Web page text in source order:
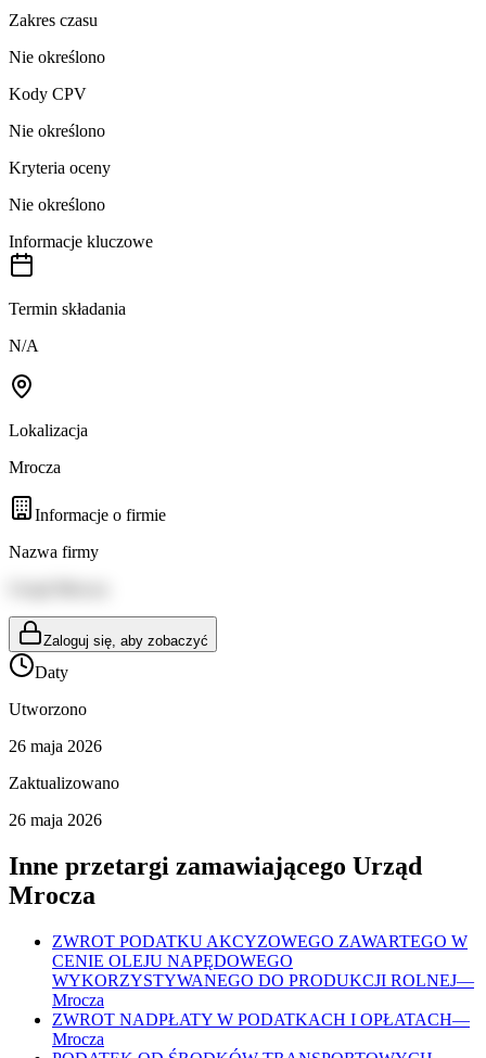
Zakres czasu
Nie określono
Kody CPV
Nie określono
Kryteria oceny
Nie określono
Informacje kluczowe
Termin składania
N/A
Lokalizacja
Mrocza
Informacje o firmie
Nazwa firmy
Zaloguj się, aby zobaczyć
Daty
Utworzono
26 maja 2026
Zaktualizowano
26 maja 2026
Inne przetargi zamawiającego Urząd
Mrocza
ZWROT PODATKU AKCYZOWEGO ZAWARTEGO W
CENIE OLEJU NAPĘDOWEGO
WYKORZYSTYWANEGO DO PRODUKCJI ROLNEJ—
Mrocza
ZWROT NADPŁATY W PODATKACH I OPŁATACH—
Mrocza